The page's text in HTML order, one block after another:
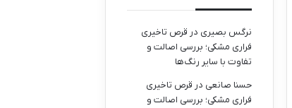
نرگس بصیری در قرص تاخیری
فراری مشکی؛ بررسی اصالت و
تفاوت با سایر رنگ‌ها
حسنا صانعی در قرص تاخیری
فراری مشکی؛ بررسی اصالت و